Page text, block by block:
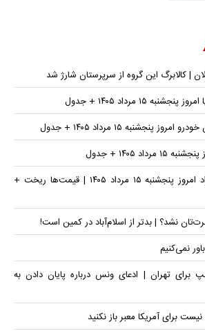
| کالابرگ این گروه از سرپرستان شارژ شد
۱۵ مرداد ۱۴۰۵ + جدول
پنجشنبه ۱۵ مرداد ۱۴۰۵ + جدول
۱۴۰۵ + جدول
قیمت دلار در بازار آزاد امروز پنجشنبه ۱۵ مرداد ۱۴۰۵ | قیمت‌ها ریخت +
نشد؟ | بدتر از اسلام‌آباد در کمین است!
نمی‌کنیم
برای تهران | ادعای ونس درباره پایان دادن به
برای آمریکا معبر باز نکنید